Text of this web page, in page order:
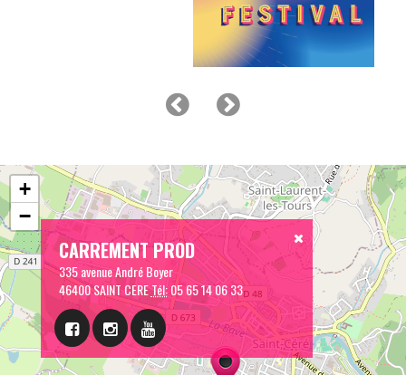
CARREMENT PROD
335 avenue André Boyer
46400 SAINT CERETél:05 65 14 06 33
+
−